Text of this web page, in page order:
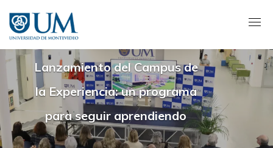
contenido
principal
Lanzamiento del Campus de
la Experiencia: un programa
para seguir aprendiendo